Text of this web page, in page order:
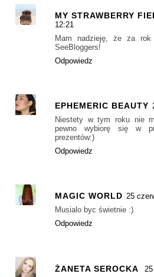
MY STRAWBERRY
12:21
Mam nadzieję, że za
SeeBloggers!
Odpowiedz
EPHEMERIC BEAUTY
Niestety w tym roku nie
pewno wybiorę się w
prezentów:)
Odpowiedz
MAGIC WORLD 25
Musialo byc świetnie :)
Odpowiedz
ŻANETA SEROCKA